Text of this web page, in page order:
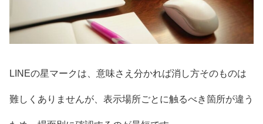
LINEの星マークは、意味さえ分かれば消し方そのものは
難しくありませんが、表示場所ごとに触るべき箇所が違う